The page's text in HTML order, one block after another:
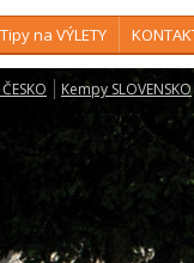
Tipy na VÝLETY
Kempy SLOVENSKO